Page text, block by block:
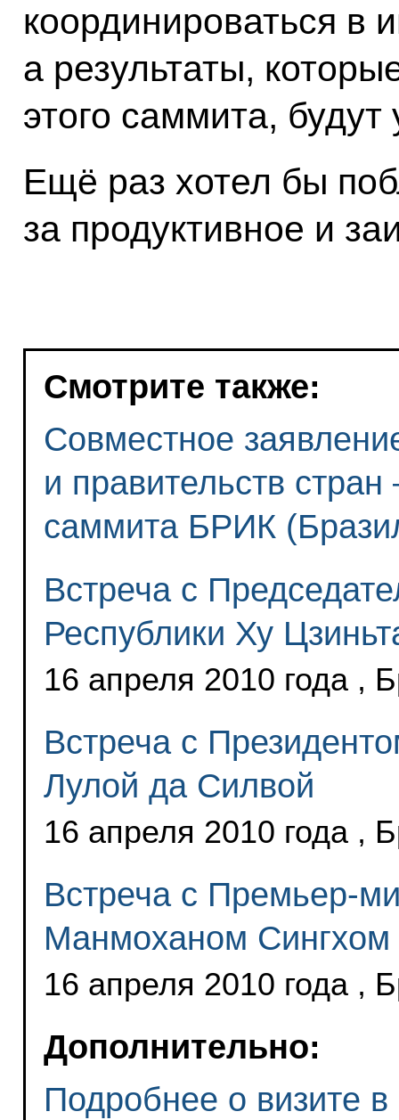
координироваться в
а результаты,
этого саммита,
Ещё раз хотел бы
за продуктивное и
Смотрите также:
Совместное
и правительств стран
саммита БРИК
Встреча с
Республики Ху
16 апреля 2010 года ,
Встреча с
Лулой да Силвой
16 апреля 2010 года ,
Встреча с Премьер-
Манмоханом Сингхом
16 апреля 2010 года ,
Дополнительно:
Подробнее о визите